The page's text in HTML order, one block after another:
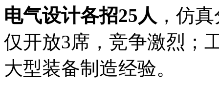
电气设计各招25人 ，仿
仅开放3席，竞争激烈；
大型装备制造经验。